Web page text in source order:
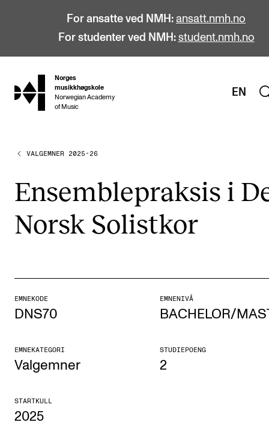
For ansatte ved NMH: ansatt.nmh.no
For studenter ved NMH: student.nmh.no
hjem
Norges
musikkhøgskole
Norwegian Academy
of Music
EN
STUDIER
Bachelor
Master
Talentutvikling
STUDENTLIV
Søknad og opptak
Fagmiljøer
VALGEMNER 2025-26
Ensem­ble­prak­sis i
Norsk Solist­kor
EMNEKODE
DNS70
EMNENIVÅ
BACHELOR/
EMNEKATEGORI
Valgemner
STUDIEPOENG
2
STARTKULL
2025